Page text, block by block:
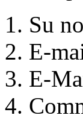
Su
E-
E-